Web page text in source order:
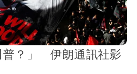
普？」 伊朗通訊社影